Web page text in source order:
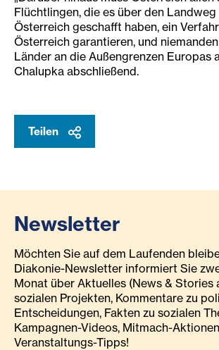
Flüchtlingen, die es über den Landweg
Österreich geschafft haben, ein
Österreich garantieren, und
Länder an die Außengrenzen Europas
Chalupka abschließend.
Teilen
Newsletter
Möchten Sie auf dem Laufenden
Diakonie-Newsletter informiert Sie
Monat über Aktuelles (News & Stories
sozialen Projekten, Kommentare zu
Entscheidungen, Fakten zu sozialen
Kampagnen-Videos, Mitmach-
Veranstaltungs-Tipps!